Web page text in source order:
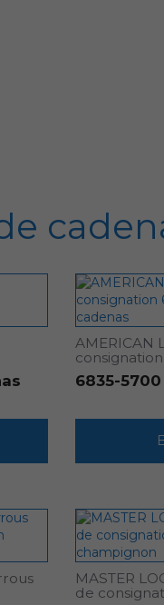
AMERICAN
consignation
6835-
MASTER
de